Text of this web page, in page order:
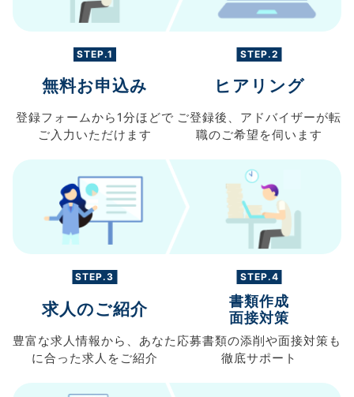
STEP.1
無料お申込み
登録フォームから 1分ほどで
ご入力 いただけます
STEP.2
ヒアリング
ご登録後、 アドバイザーが転
職のご希望を伺います
STEP.3
求人のご紹介
豊富な求人情報から、 あなた
に合った求人を ご紹介
STEP.4
書類作成
面接対策
応募書類の添削や面接対策も
徹底サポート